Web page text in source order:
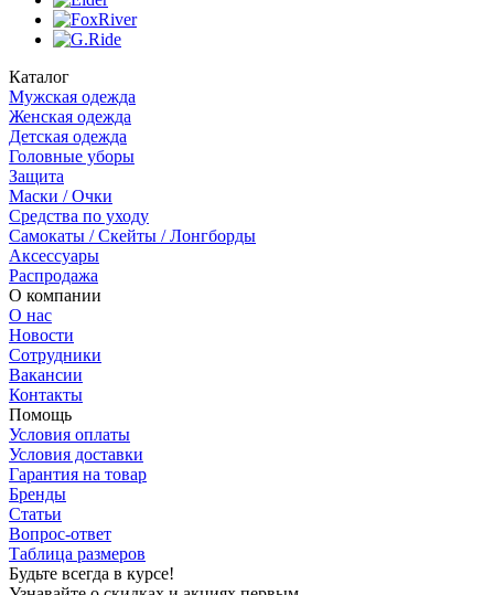
Каталог
Мужская одежда
Женская одежда
Детская одежда
Головные уборы
Защита
Маски / Очки
Средства по уходу
Самокаты / Скейты / Лонгборды
Аксессуары
Распродажа
О компании
О нас
Новости
Сотрудники
Вакансии
Контакты
Помощь
Условия оплаты
Условия доставки
Гарантия на товар
Бренды
Статьи
Вопрос-ответ
Таблица размеров
Будьте всегда в курсе!